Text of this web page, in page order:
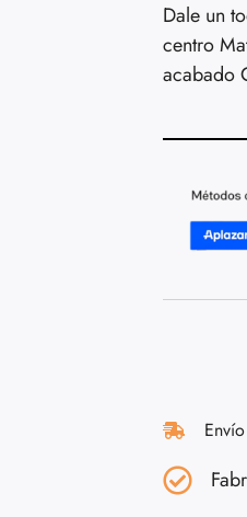
Dale un
centro
acabado